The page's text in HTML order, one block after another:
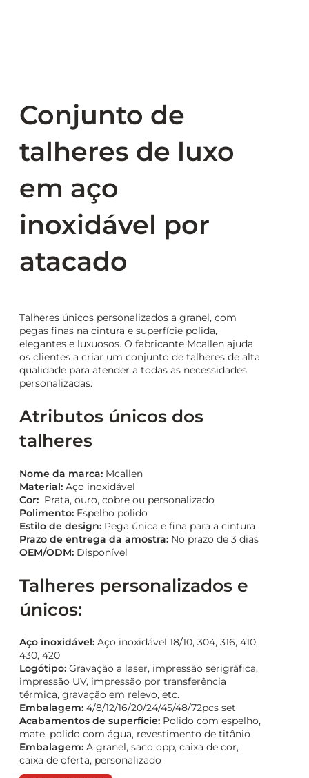
Conjunto de
talheres de luxo
em aço
inoxidável por
atacado
Talheres únicos personalizados a granel, com
pegas finas na cintura e superfície polida,
elegantes e luxuosos. O fabricante Mcallen ajuda
os clientes a criar um conjunto de talheres de alta
qualidade para atender a todas as necessidades
personalizadas.
Atributos únicos dos
talheres
Nome da marca: Mcallen
Material: Aço inoxidável
Cor: Prata, ouro, cobre ou personalizado
Polimento: Espelho polido
Estilo de design: Pega única e fina para a cintura
Prazo de entrega da amostra: No prazo de 3 dias
OEM/ODM: Disponível
Talheres personalizados e
únicos:
Aço inoxidável: Aço inoxidável 18/10, 304, 316, 410,
430, 420
Logótipo: Gravação a laser, impressão serigráfica,
impressão UV, impressão por transferência
térmica, gravação em relevo, etc.
Embalagem: 4/8/12/16/20/24/45/48/72pcs set
Acabamentos de superfície: Polido com espelho,
mate, polido com água, revestimento de titânio
Embalagem: A granel, saco opp, caixa de cor,
caixa de oferta, personalizado